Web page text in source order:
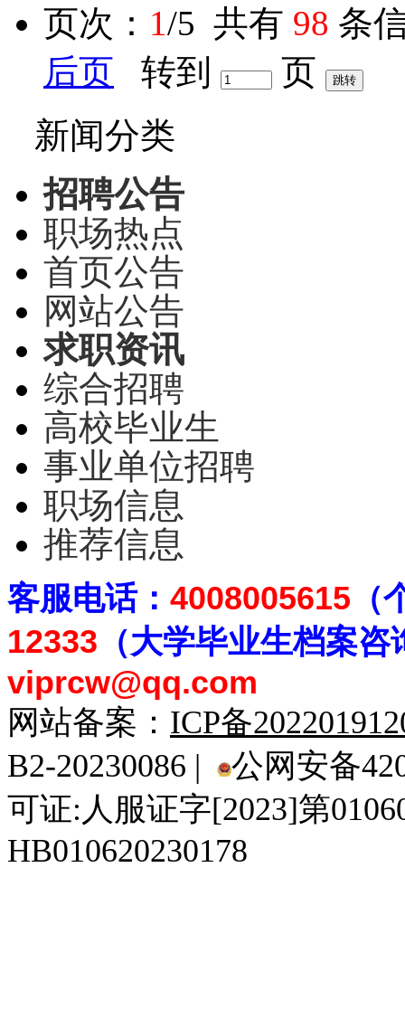
页次： 1/5 共有 98 条
后页 转到
页
新闻分类
招聘公告
职场热点
首页公告
网站公告
求职资讯
综合招聘
高校毕业生
事业单位招聘
职场信息
推荐信息
客服电话： 4008005615
12333 （大学毕业生档案咨
viprcw@qq.com
网站备案： ICP备
B2-20230086 |
公网安备
可证:人服证字[2023]第
HB010620230178